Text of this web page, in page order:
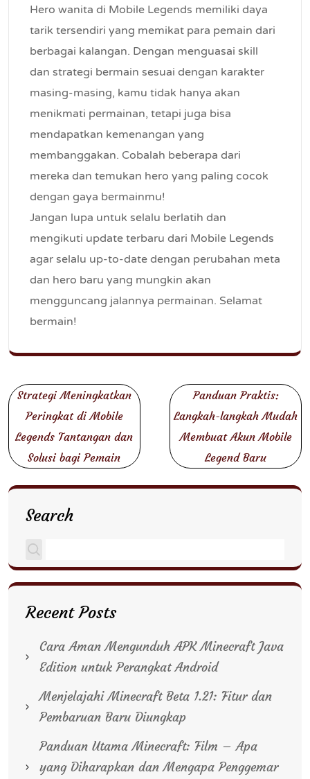
Hero wanita di Mobile Legends memiliki daya
tarik tersendiri yang memikat para pemain dari
berbagai kalangan. Dengan menguasai skill
dan strategi bermain sesuai dengan karakter
masing-masing, kamu tidak hanya akan
menikmati permainan, tetapi juga bisa
mendapatkan kemenangan yang
membanggakan. Cobalah beberapa dari
mereka dan temukan hero yang paling cocok
dengan gaya bermainmu!
Jangan lupa untuk selalu berlatih dan
mengikuti update terbaru dari Mobile Legends
agar selalu up-to-date dengan perubahan meta
dan hero baru yang mungkin akan
mengguncang jalannya permainan. Selamat
bermain!
Post
navigation
Strategi Meningkatkan
Peringkat di Mobile
Legends Tantangan dan
Solusi bagi Pemain
Panduan Praktis:
Langkah-langkah Mudah
Membuat Akun Mobile
Legend Baru
Search
Recent Posts
Cara Aman Mengunduh APK Minecraft Java
Edition untuk Perangkat Android
Menjelajahi Minecraft Beta 1.21: Fitur dan
Pembaruan Baru Diungkap
Panduan Utama Minecraft: Film – Apa
yang Diharapkan dan Mengapa Penggemar